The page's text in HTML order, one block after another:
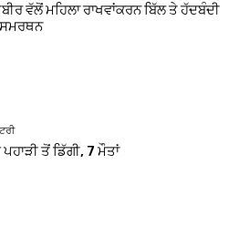
ਵੱਲੋਂ ਮਹਿਲਾ ਰਾਖਵਾਂਕਰਨ ਬਿੱਲ ਤੇ ਹੱਦਬੰਦੀ
ਸਮਰਥਨ
ਤੋਂ ਡਿੱਗੀ, 7 ਮੌਤਾਂ